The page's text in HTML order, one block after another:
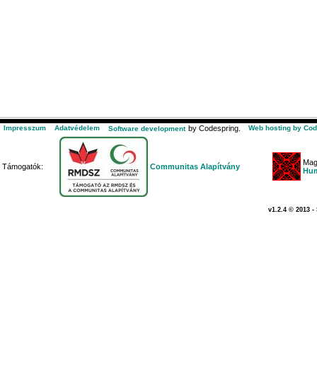
Impresszum Adatvédelem Software development by Codespring. Web hosting by
Támogatók: Communitas Alapítvány
v1.2.4 © 2013